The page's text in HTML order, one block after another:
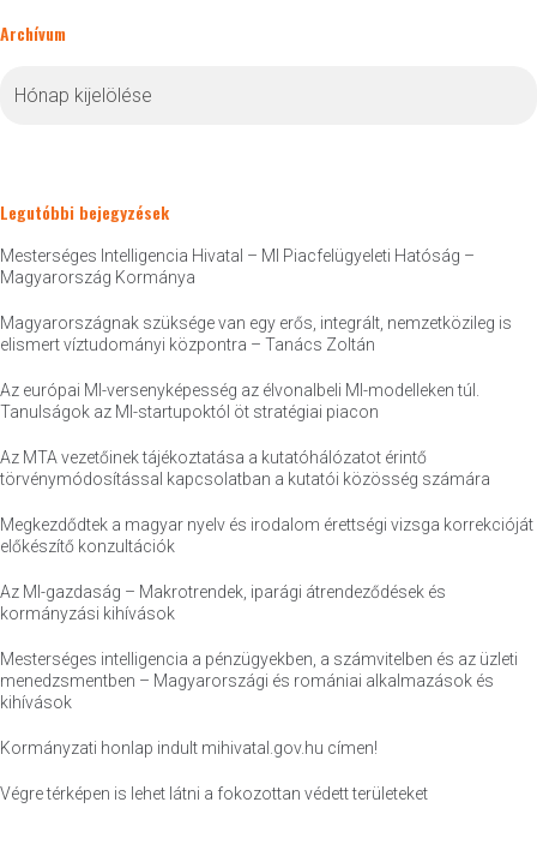
Archívum
Legutóbbi bejegyzések
Mesterséges Intelligencia Hivatal – MI Piacfelügyeleti Hatóság –
Magyarország Kormánya
Magyarországnak szüksége van egy erős, integrált, nemzetközileg is
elismert víztudományi központra – Tanács Zoltán
Az európai MI-versenyképesség az élvonalbeli MI-modelleken túl.
Tanulságok az MI-startupoktól öt stratégiai piacon
Az MTA vezetőinek tájékoztatása a kutatóhálózatot érintő
törvénymódosítással kapcsolatban a kutatói közösség számára
Megkezdődtek a magyar nyelv és irodalom érettségi vizsga korrekcióját
előkészítő konzultációk
Az MI-gazdaság – Makrotrendek, iparági átrendeződések és
kormányzási kihívások
Mesterséges intelligencia a pénzügyekben, a számvitelben és az üzleti
menedzsmentben – Magyarországi és romániai alkalmazások és
kihívások
Kormányzati honlap indult mihivatal.gov.hu címen!
Végre térképen is lehet látni a fokozottan védett területeket